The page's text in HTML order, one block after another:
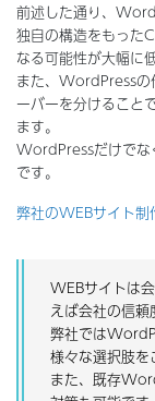
前述した通り、
独自の構造をもった
なる可能性が大幅に
また、WordPressの
ーバーを分けること
ます。
WordPressだけでな
です。
弊社のWEBサイト制
WEBサイトは
えば会社の信頼
弊社では
様々な選択肢を
また、既存